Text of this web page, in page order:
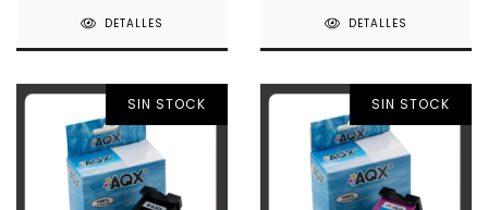
DETALLES DETALLES
SIN STOCK SIN STOCK